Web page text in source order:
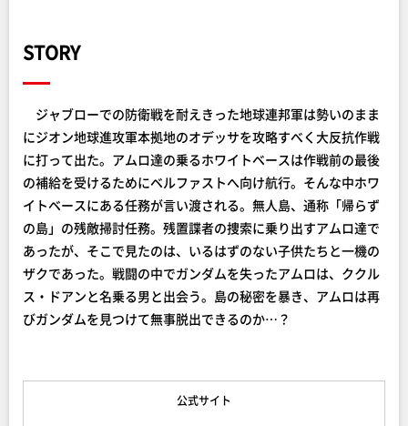
STORY
ジャブローでの防衛戦を耐えきった地球連邦軍は勢いのまま
にジオン地球進攻軍本拠地のオデッサを攻略すべく大反抗作戦
に打って出た。アムロ達の乗るホワイトベースは作戦前の最後
の補給を受けるためにベルファストへ向け航行。そんな中ホワ
イトベースにある任務が言い渡される。無人島、通称「帰らず
の島」の残敵掃討任務。残置諜者の捜索に乗り出すアムロ達で
あったが、そこで見たのは、いるはずのない子供たちと一機の
ザクであった。戦闘の中でガンダムを失ったアムロは、ククル
ス・ドアンと名乗る男と出会う。島の秘密を暴き、アムロは再
びガンダムを見つけて無事脱出できるのか…？
公式サイト